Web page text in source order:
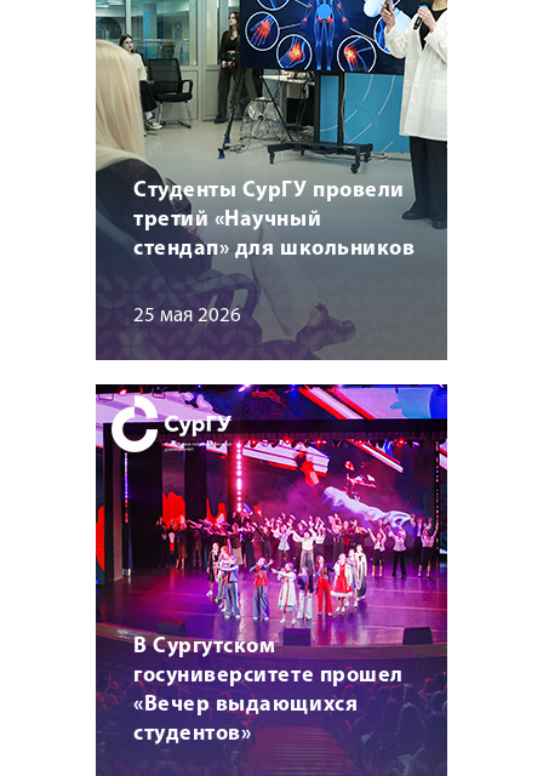
Студенты СурГУ провели
третий «Научный
стендап» для школьников
25 мая 2026
В Сургутском
госуниверситете прошел
«Вечер выдающихся
студентов»